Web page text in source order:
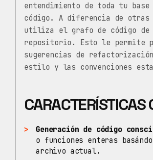
entendimiento de toda tu
código. A diferencia de otras
utiliza el grafo de código de
repositorio. Esto le permite
sugerencias de
estilo y las convenciones
CARACTERÍSTICAS
Generación de código
o funciones enteras
archivo actual.